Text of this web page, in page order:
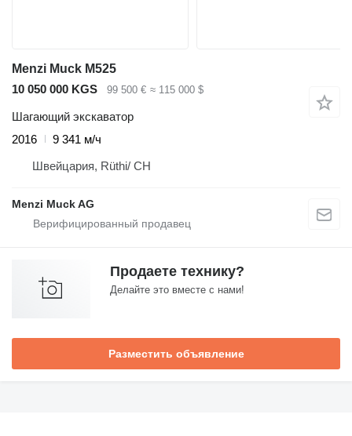
Menzi Muck M525
10 050 000 KGS
99 500 € ≈ 115 000 $
Шагающий экскаватор
2016
9 341 м/ч
Швейцария, Rüthi/ CH
Menzi Muck AG
Продаете технику?
Делайте это вместе с нами!
Разместить объявление